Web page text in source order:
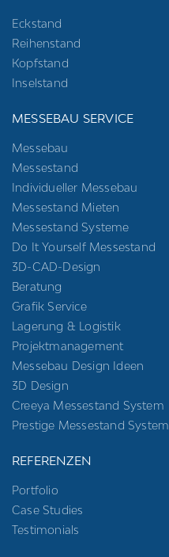
Eckstand
Reihenstand
Kopfstand
Inselstand
MESSEBAU SERVICE
Messebau
Messestand
Individueller Messebau
Messestand Mieten
Messestand Systeme
Do It Yourself Messestand
3D-CAD-Design
Beratung
Grafik Service
Lagerung & Logistik
Projektmanagement
Messebau Design Ideen
3D Design
Creeya Messestand System
Prestige Messestand System
REFERENZEN
Portfolio
Case Studies
Testimonials